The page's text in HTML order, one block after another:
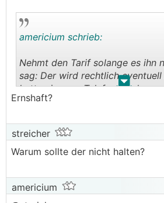
. .
americium schrieb:
Nehmt den Tarif solange es ihn
sag: Der wird rechtlich eventuell
hatte ein paar Telefonate dazu
sich für den Hinweis bedankt
gibt.
Ernshaft?
streicher
Warum sollte der nicht halten?
americium